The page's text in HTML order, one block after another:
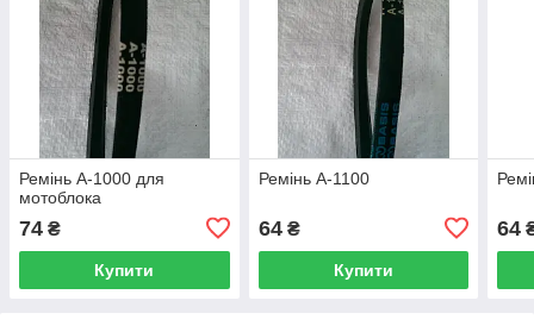
Ремінь А-1000 для
мотоблока
74 ₴
Купити
Ремінь А-1100
64₴
Купити
64